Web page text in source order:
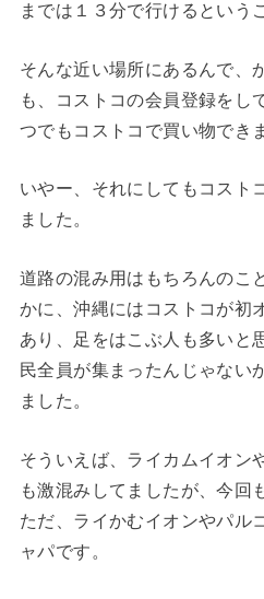
までは１３分で行けるという
そんな近い場所にあるんで、
も、コストコの会員登録をし
つでもコストコで買い物でき
いやー、それにしてもコスト
ました。
道路の混み用はもちろんのこ
かに、沖縄にはコストコが初
あり、足をはこぶ人も多いと
民全員が集まったんじゃない
ました。
そういえば、ライカムイオン
も激混みしてましたが、今回
ただ、ライかむイオンやパル
ャパです。